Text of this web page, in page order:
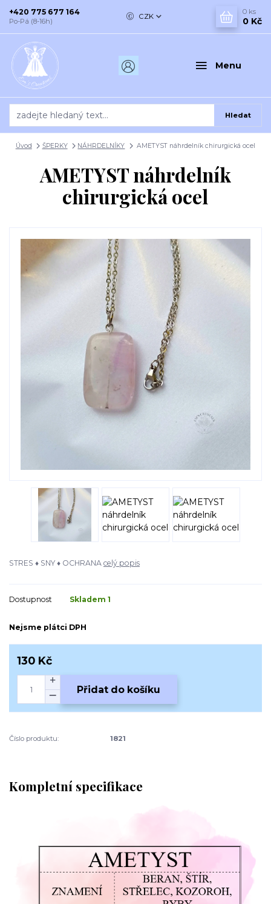
Menu
CZK
Hledat
+420 775 677 164
Po-Pá (8-16h)
0 ks
0 Kč
Úvod ŠPERKY NÁHRDELNÍKY AMETYST náhrdelník chirurgická ocel
AMETYST náhrdelník
chirurgická ocel
STRES ♦ SNY ♦ OCHRANA celý popis
Dostupnost Skladem 1
Nejsme plátci DPH
130 Kč
Přidat do košíku
Číslo produktu: 1821
Kompletní specifikace